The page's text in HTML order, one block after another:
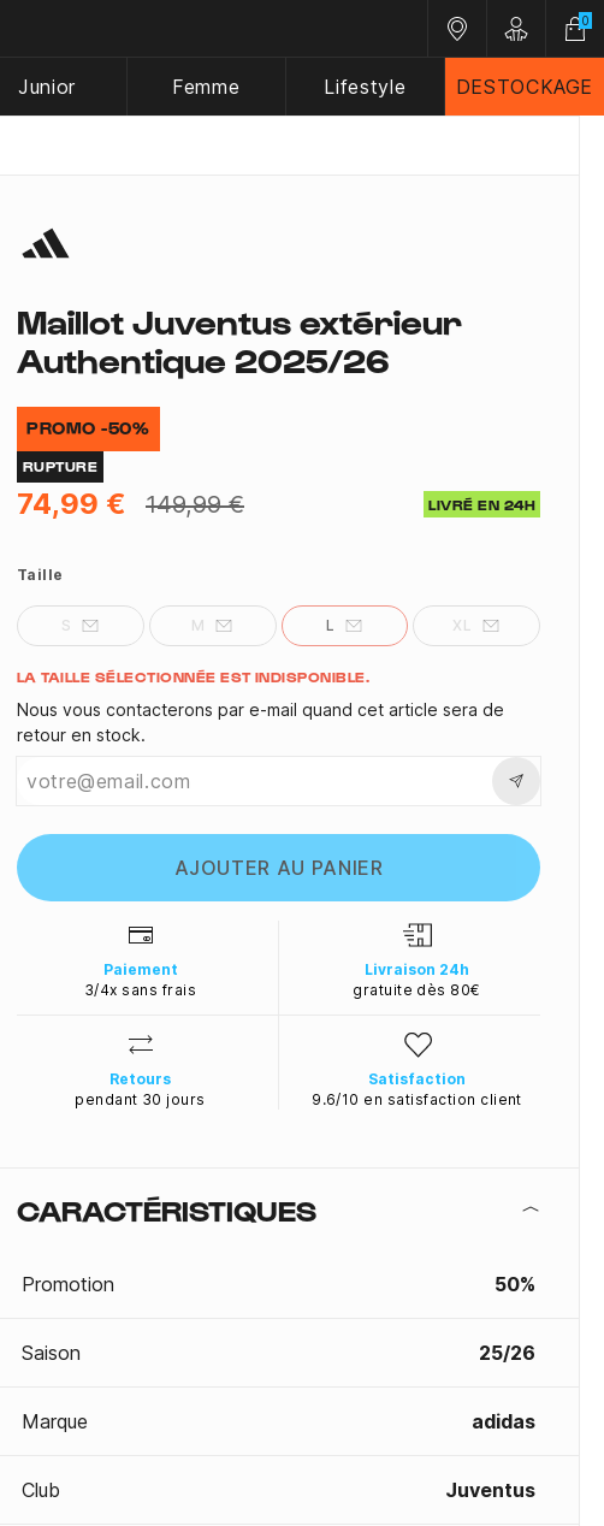
Nos magasins
Customer
0
Junior Femme Lifestyle DESTOCKAGE
Maillot Juventus extérieur
Authentique 2025/26
PROMO -50%
RUPTURE
74,99 € 149,99 € LIVRÉ EN 24H
Taille
S M L XL
Quantité
LA TAILLE SÉLECTIONNÉE EST INDISPONIBLE.
Nous vous contacterons par e-mail quand cet article sera de
retour en stock.
AJOUTER AU PANIER
Paiement
3/4x sans frais
Livraison 24h
gratuite dès 80€
Retours
pendant 30 jours
Satisfaction
9.6/10 en satisfaction client
CARACTÉRISTIQUES
Promotion 50%
Saison 25/26
Marque adidas
Club Juventus